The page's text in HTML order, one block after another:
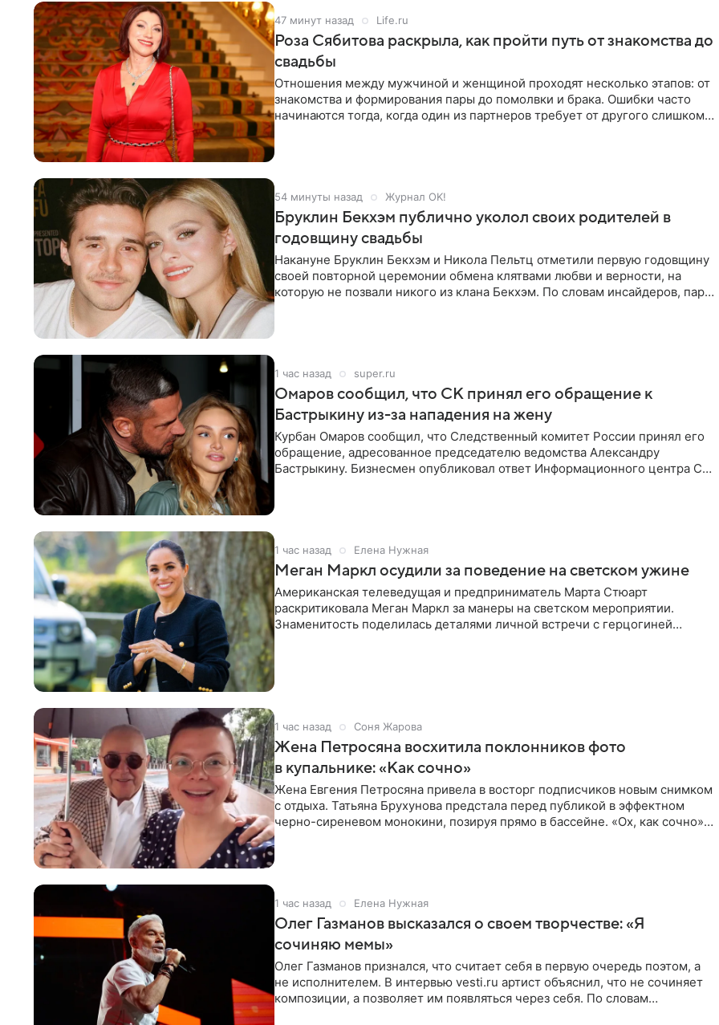
47 минут назад Life.ru
Роза Сябитова раскрыла, как пройти путь от знакомства до
свадьбы
Отношения между мужчиной и женщиной проходят несколько этапов: от
знакомства и формирования пары до помолвки и брака. Ошибки часто
начинаются тогда, когда один из партнеров требует от другого слишком
54 минуты назад Журнал OK!
Бруклин Бекхэм публично уколол своих родителей в
годовщину свадьбы
Накануне Бруклин Бекхэм и Никола Пельтц отметили первую годовщину
своей повторной церемонии обмена клятвами любви и верности, на
которую не позвали никого из клана Бекхэм. По словам инсайдеров, пара
1 час назад super.ru
Омаров сообщил, что СК принял его обращение к
Бастрыкину из-за нападения на жену
Курбан Омаров сообщил, что Следственный комитет России принял его
обращение, адресованное председателю ведомства Александру
Бастрыкину. Бизнесмен опубликовал ответ Информационного центра СК
1 час назад Елена Нужная
Меган Маркл осудили за поведение на светском ужине
Американская телеведущая и предприниматель Марта Стюарт
раскритиковала Меган Маркл за манеры на светском мероприятии.
Знаменитость поделилась деталями личной встречи с герцогиней
1 час назад Соня Жарова
Жена Петросяна восхитила поклонников фото
в купальнике: «Как сочно»
Жена Евгения Петросяна привела в восторг подписчиков новым снимком
с отдыха. Татьяна Брухунова предстала перед публикой в эффектном
черно-сиреневом монокини, позируя прямо в бассейне. «Ох, как сочно»,
1 час назад Елена Нужная
Олег Газманов высказался о своем творчестве: «Я
сочиняю мемы»
Олег Газманов признался, что считает себя в первую очередь поэтом, а
не исполнителем. В интервью vesti.ru артист объяснил, что не сочиняет
композиции, а позволяет им появляться через себя. По словам